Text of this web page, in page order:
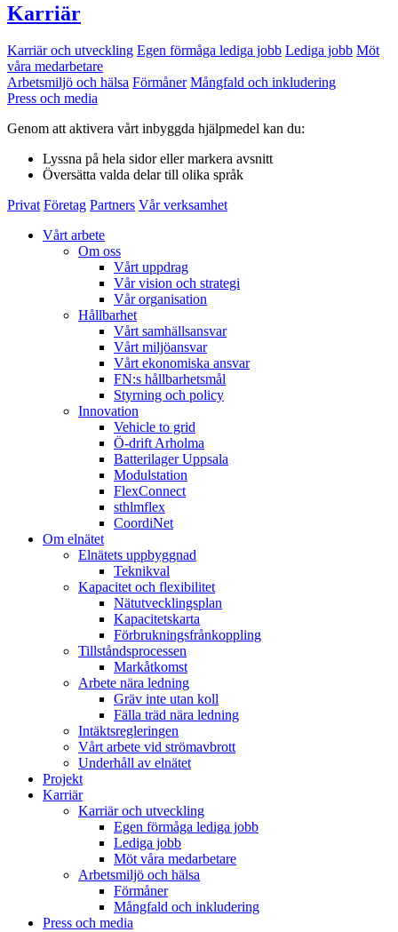
Karriär
Karriär och utveckling Egen förmåga lediga jobb Lediga jobb Möt
våra medarbetare
Arbetsmiljö och hälsa Förmåner Mångfald och inkludering
Press och media
Genom att aktivera vårt inbyggda hjälpmedel kan du:
Lyssna på hela sidor eller markera avsnitt
Översätta valda delar till olika språk
Privat Företag Partners Vår verksamhet
Vårt arbete
Om oss
Vårt uppdrag
Vår vision och strategi
Vår organisation
Hållbarhet
Vårt samhällsansvar
Vårt miljöansvar
Vårt ekonomiska ansvar
FN:s hållbarhetsmål
Styrning och policy
Innovation
Vehicle to grid
Ö-drift Arholma
Batterilager Uppsala
Modulstation
FlexConnect
sthlmflex
CoordiNet
Om elnätet
Elnätets uppbyggnad
Teknikval
Kapacitet och flexibilitet
Nätutvecklingsplan
Kapacitetskarta
Förbrukningsfrånkoppling
Tillståndsprocessen
Markåtkomst
Arbete nära ledning
Gräv inte utan koll
Fälla träd nära ledning
Intäktsregleringen
Vårt arbete vid strömavbrott
Underhåll av elnätet
Projekt
Karriär
Karriär och utveckling
Egen förmåga lediga jobb
Lediga jobb
Möt våra medarbetare
Arbetsmiljö och hälsa
Förmåner
Mångfald och inkludering
Press och media